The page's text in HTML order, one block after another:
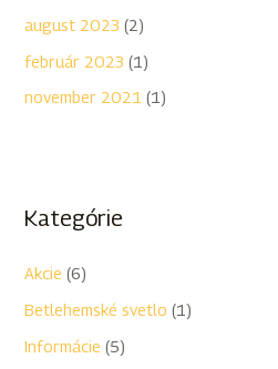
august 2023 (2)
február 2023 (1)
november 2021 (1)
Kategórie
Akcie (6)
Betlehemské svetlo (1)
Informácie (5)